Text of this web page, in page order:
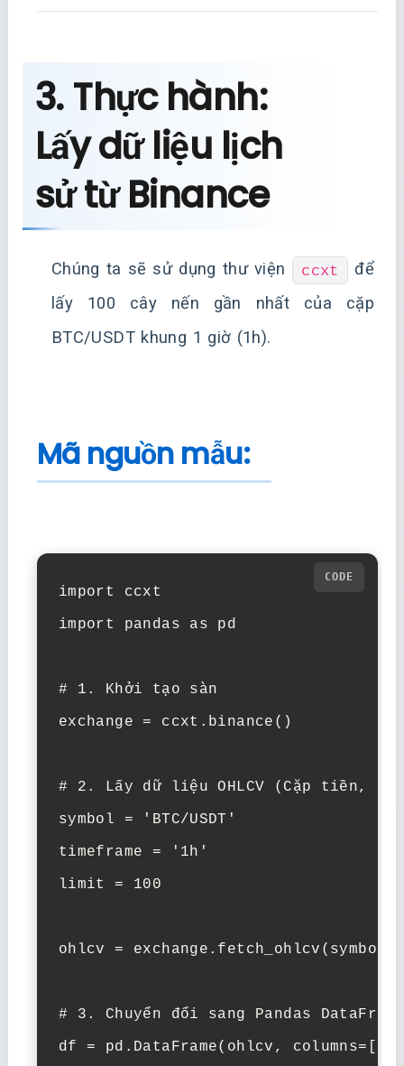
3. Thực hành:
Lấy dữ liệu lịch
sử từ Binance
Chúng ta sẽ sử dụng thư viện ccxt
để
lấy 100 cây nến gần nhất của cặp
BTC/USDT khung 1 giờ (1h).
Mã nguồn mẫu:
import ccxt
import pandas as pd
# 1. Khởi tạo sàn
exchange = ccxt.binance()
# 2. Lấy dữ liệu OHLCV (Cặp tiền,
symbol = 'BTC/USDT'
timeframe = '1h'
limit = 100
ohlcv =
# 3. Chuyển đổi sang Pandas
df = pd.DataFrame(ohlcv,